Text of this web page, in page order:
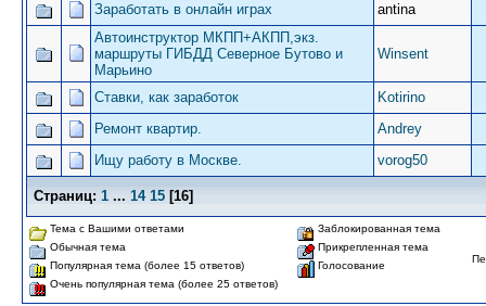
Заработать в онлайн играх
antina
Автоинструктор МКПП+АКПП,экз.
маршруты ГИБДД Северное Бутово и
Марьино
Winsent
Ставки, как заработок
Kotirino
Ремонт квартир.
Andrey
Ищу работу в Москве.
vorog50
Страниц: 1 ... 14 15 [16]
Тема с Вашими ответами
Обычная тема
Популярная тема (более 15 ответов)
Очень популярная тема (более 25 ответов)
Заблокированная тема
Прикрепленная тема
Голосование